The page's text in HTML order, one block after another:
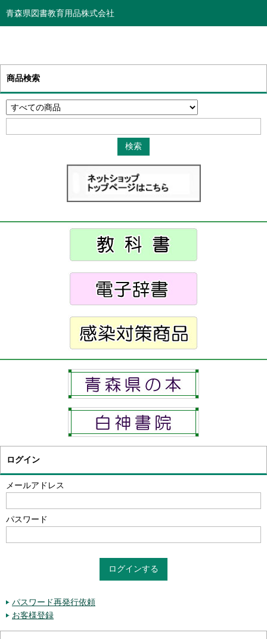
青森県図書教育用品株式会社
商品検索
ログイン
メールアドレス
パスワード
パスワード再発行依頼
お客様登録